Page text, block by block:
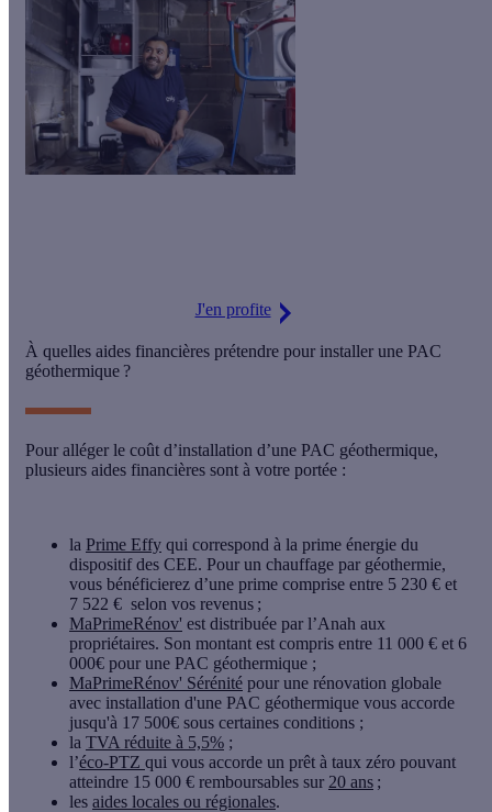
J'en profite
À quelles aides financières prétendre pour installer une PAC
géothermique ?
Pour alléger le coût d’installation d’une PAC géothermique,
plusieurs aides financières sont à votre portée :
la Prime Effy qui correspond à la prime énergie du
dispositif des CEE. Pour un chauffage par géothermie,
vous bénéficierez d’une prime comprise entre 5 230 € et
7 522 € selon vos revenus ;
MaPrimeRénov' est distribuée par l’Anah aux
propriétaires. Son montant est compris entre 11 000 € et 6
000€ pour une PAC géothermique ;
MaPrimeRénov' Sérénité pour une rénovation globale
avec installation d'une PAC géothermique vous accorde
jusqu'à 17 500€ sous certaines conditions ;
la TVA réduite à 5,5% ;
l’éco-PTZ qui vous accorde un prêt à taux zéro pouvant
atteindre 15 000 € remboursables sur 20 ans ;
les aides locales ou régionales.